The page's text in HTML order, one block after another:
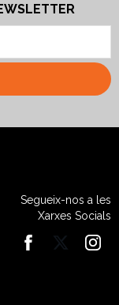
Segueix-nos a les
Xarxes Socials